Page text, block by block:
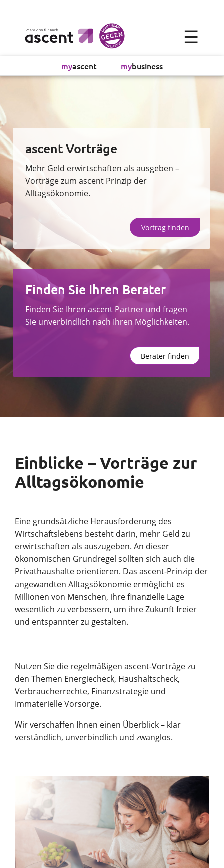
myascent mybusiness
×
Alltagsökonomie
Finanzvorsorge
Vollmachtsplanung
Sachversicherung
Sparen
Unternehmen
Vortrag finden Berater finden
☰
ascent Vorträge
Mehr Geld erwirtschaften als ausgeben –
Vorträge zum ascent Prinzip der
Alltagsökonomie.
Vortrag finden
Finden Sie Ihren Berater
Finden Sie Ihren ascent Partner und fragen
Sie unverbindlich nach Ihren Möglichkeiten.
Berater finden
Einblicke – Vorträge zur
Alltagsökonomie
Eine grundsätzliche Herausforderung des
Wirtschaftslebens besteht darin, mehr Geld zu
erwirtschaften als auszugeben. An dieser
ökonomischen Grundregel sollten sich auch die
Privathaushalte orientieren. Das ascent-Prinzip der
angewandten Alltagsökonomie ermöglicht es
Millionen von Menschen, ihre finanzielle Lage
wesentlich zu verbessern, um ihre Zukunft freier
und entspannter zu gestalten.
Nutzen Sie die regelmäßigen ascent-Vorträge zu
den Themen Energiecheck, Haushaltscheck,
Verbraucherrechte, Finanzstrategie und
Immaterielle Vorsorge.
Wir verschaffen Ihnen einen Überblick – klar
verständlich, unverbindlich und zwanglos.